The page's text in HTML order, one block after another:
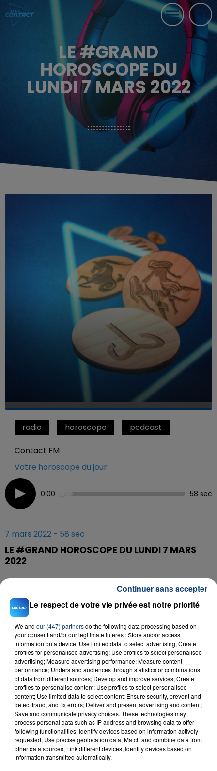
LE #GRAND
HOROSCOPE DU
LUNDI 7 MARS 2022
radio horoscope podcast
Contact FM
Votre horoscope du jour
0:00 58 sec
7 mars 2022 - 58 sec
LE #GRAND HOROSCOPE DU LUNDI 7 MARS
2022
Tous les jours à 5h40, 6h40, 7h40 et 8h40, retrouvez le
#Grand Horoscope sur Contact FM
TITRES DIFFUSÉS
4h38
4h38 4h35
4h35
Le respect de votre vie privée est notre priorité
We and our (447) partnersdo the following data processing based on
your consent and/or our legitimate interest: Store and/or access
information on a device; Use limited data to select advertising; Create
profiles for personalised advertising; Use profiles to select personalised
advertising; Measure advertising performance; Measure content
performance; Understand audiences through statistics or combinations
of data from different sources; Develop and improve services; Create
profiles to personalise content; Use profiles to select personalised
content; Use limited data to select content; Ensure security, prevent and
detect fraud, and fix errors; Deliver and present advertising and content;
Save and communicate privacy choices. These technologies may
process personal data such as IP address and browsing data to offer
following functionalities: Identify devices based on information actively
requested; Use precise geolocation data; Match and combine data from
other data sources; Link different devices; Identify devices based on
information transmitted automatically.
Continuer sans accepter